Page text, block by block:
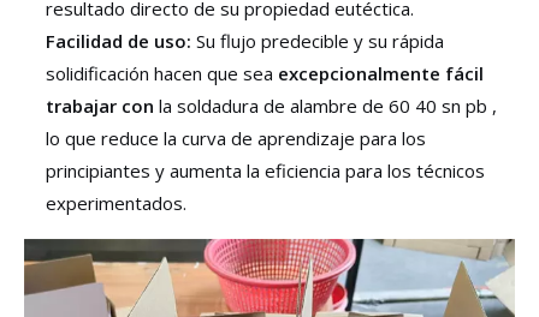
resultado directo de su propiedad eutéctica.
Facilidad de uso: Su flujo predecible y su rápida
solidificación hacen que sea excepcionalmente fácil
trabajar con la soldadura de alambre de 60 40 sn pb ,
lo que reduce la curva de aprendizaje para los
principiantes y aumenta la eficiencia para los técnicos
experimentados.